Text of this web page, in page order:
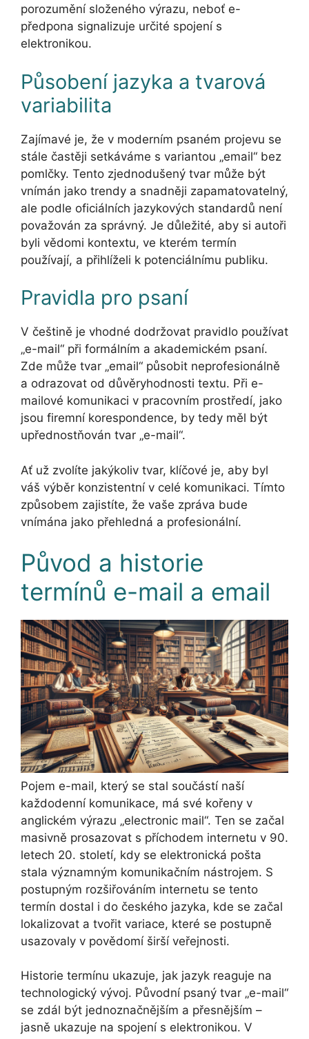
porozumění složeného výrazu, neboť e-
předpona signalizuje určité spojení s
elektronikou.
Působení jazyka a tvarová
variabilita
Zajímavé je, že v moderním psaném projevu se
stále častěji setkáváme s variantou „email“ bez
pomlčky. Tento zjednodušený tvar může být
vnímán jako trendy a snadněji zapamatovatelný,
ale podle oficiálních jazykových standardů není
považován za správný. Je důležité, aby si autoři
byli vědomi kontextu, ve kterém termín
používají, a přihlíželi k potenciálnímu publiku.
Pravidla pro psaní
V češtině je vhodné dodržovat pravidlo používat
„e-mail“ při formálním a akademickém psaní.
Zde může tvar „email“ působit neprofesionálně
a odrazovat od důvěryhodnosti textu. Při e-
mailové komunikaci v pracovním prostředí, jako
jsou firemní korespondence, by tedy měl být
upřednostňován tvar „e-mail“.
Ať už zvolíte jakýkoliv tvar, klíčové je, aby byl
váš výběr konzistentní v celé komunikaci. Tímto
způsobem zajistíte, že vaše zpráva bude
vnímána jako přehledná a profesionální.
Původ a historie
termínů e-mail a email
Pojem e-mail, který se stal součástí naší
každodenní komunikace, má své kořeny v
anglickém výrazu „electronic mail“. Ten se začal
masivně prosazovat s příchodem internetu v 90.
letech 20. století, kdy se elektronická pošta
stala významným komunikačním nástrojem. S
postupným rozšiřováním internetu se tento
termín dostal i do českého jazyka, kde se začal
lokalizovat a tvořit variace, které se postupně
usazovaly v povědomí širší veřejnosti.
Historie termínu ukazuje, jak jazyk reaguje na
technologický vývoj. Původní psaný tvar „e-mail“
se zdál být jednoznačnějším a přesnějším –
jasně ukazuje na spojení s elektronikou. V